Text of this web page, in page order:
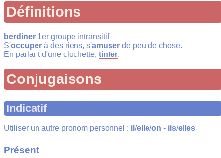
Définitions
berdiner 1er groupe intransitif
S'occuper à des riens, s'amuser de peu de chose.
En parlant d'une clochette, tinter.
Conjugaisons
Indicatif
Utiliser un autre pronom personnel : il /elle/on - ils/elles
Présent